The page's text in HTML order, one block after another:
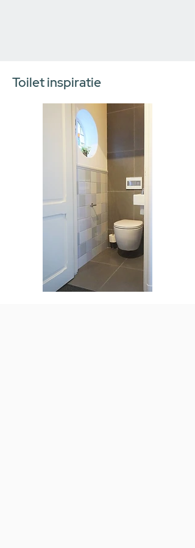
Toilet inspiratie